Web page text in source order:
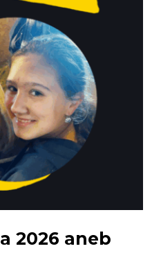
2026 aneb